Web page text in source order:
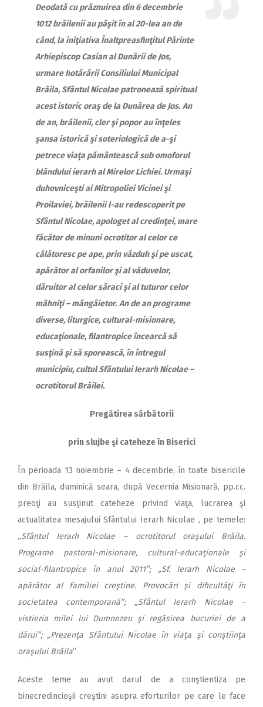
Deodată cu prăznuirea din 6 decembrie
1012 brăilenii au păşit în al 20-lea an de
când, la iniţiativa Înaltpreasfinţitul Părinte
Arhiepiscop Casian al Dunării de Jos,
urmare hotărârii Consiliului Municipal
Brăila, Sfântul Nicolae patronează spiritual
acest istoric oraş de la Dunărea de Jos. An
de an, brăilenii, cler şi popor au înţeles
şansa istorică şi soteriologică de a-şi
petrece viaţa pământească sub omoforul
blândului ierarh al Mirelor Lichiei. Urmaşi
duhovniceşti ai Mitropoliei Vicinei şi
Proilaviei, brăilenii l-au redescoperit pe
Sfântul Nicolae, apologet al credinţei, mare
făcător de minuni ocrotitor al celor ce
călătoresc pe ape, prin văzduh şi pe uscat,
apărător al orfanilor şi al văduvelor,
dăruitor al celor săraci şi al tuturor celor
mâhniţi – mângâietor. An de an programe
diverse, liturgice, cultural-misionare,
educaţionale, filantropice încearcă să
susţină şi să sporească, în întregul
municipiu, cultul Sfântului Ierarh Nicolae –
ocrotitorul Brăilei.
Pregătirea sărbătorii
prin slujbe şi cateheze în Biserici
În perioada 13 noiembrie – 4 decembrie, în toate bisericile
din Brăila, duminică seara, după Vecernia Misionară, pp.cc.
preoţi au susţinut cateheze privind viaţa, lucrarea şi
actualitatea mesajului Sfântului Ierarh Nicolae , pe temele:
„Sfântul Ierarh Nicolae – ocrotitorul oraşului Brăila.
Programe pastoral-misionare, cultural-educaţionale şi
social-filantropice în anul 2011”; „Sf. Ierarh Nicolae –
apărător al familiei creştine. Provocări şi dificultăţi în
societatea contemporană”; „Sfântul Ierarh Nicolae –
vistieria milei lui Dumnezeu şi regăsirea bucuriei de a
dărui”; „Prezenţa Sfântului Nicolae în viaţa şi conştiinţa
oraşului Brăila”
Aceste teme au avut darul de a conştientiza pe
binecredincioşii creştini asupra eforturilor pe care le face